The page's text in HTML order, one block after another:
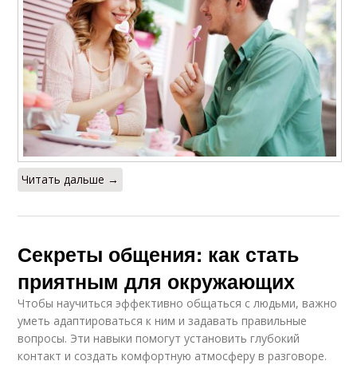
Читать дальше →
Секреты общения: как стать
приятным для окружающих
Чтобы научиться эффективно общаться с людьми, важно
уметь адаптироваться к ним и задавать правильные
вопросы. Эти навыки помогут установить глубокий
контакт и создать комфортную атмосферу в разговоре.